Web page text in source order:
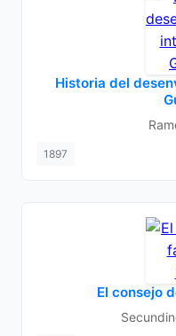
Historia del
1897
El consejo